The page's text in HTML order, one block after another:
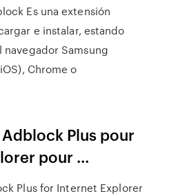
Es una extensión
e instalar, estando
Samsung
Chrome o
Plus pour
pour ...
Plus for Internet Explorer